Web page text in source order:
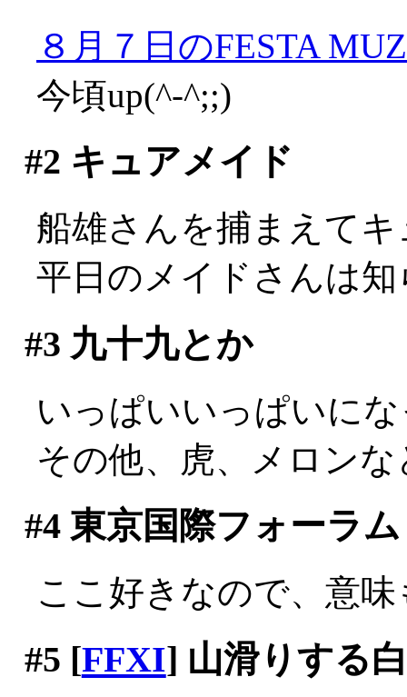
８月７日のFESTA
今頃up(^-^;;)
#2 キュアメイド
船雄さんを捕まえて
平日のメイドさんは
#3 九十九とか
いっぱいいっぱいに
その他、虎、メロン
#4東京国際フォーラム
ここ好きなので、意
#5 [FFXI] 山滑りする